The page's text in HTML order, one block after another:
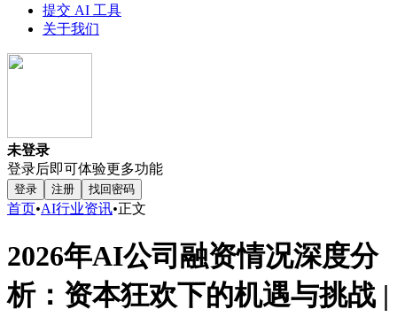
提交 AI 工具
关于我们
未登录
登录后即可体验更多功能
登录 注册 找回密码
首页•AI行业资讯•正文
2026年AI公司融资情况深度分
析：资本狂欢下的机遇与挑战 |